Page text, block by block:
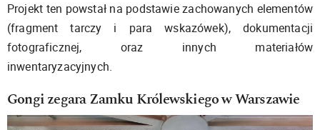
Projekt ten powstał na podstawie zachowanych elementów
(fragment tarczy i para wskazówek), dokumentacji
fotograficznej, oraz innych materiałów
inwentaryzacyjnych.
Gongi zegara Zamku Królewskiego w Warszawie